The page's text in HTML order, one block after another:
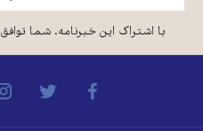
با اشتراک این خبرنامه، شما